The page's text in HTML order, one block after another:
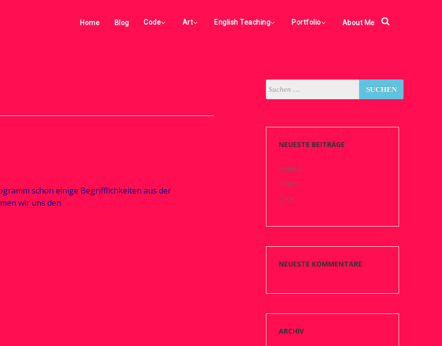
Home Blog Code Art English Teaching Portfolio About Me
schon einige Begrifflichkeiten aus der
wir uns den
NEUESTE BEITRÄGE
Arduino
Basics
Code
NEUESTE KOMMENTARE
ARCHIV